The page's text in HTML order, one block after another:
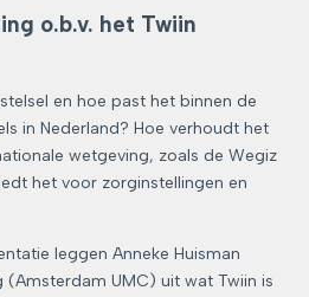
o.b.v. het Twiin
en hoe past het binnen de
in Nederland? Hoe verhoudt het
wetgeving, zoals de Wegiz
het voor zorginstellingen en
leggen Anneke Huisman
(Amsterdam UMC) uit wat Twiin is